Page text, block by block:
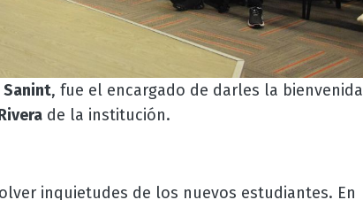
Sanint, fue el encargado de darles la bienvenida
de la institución.
inquietudes de los nuevos estudiantes. En